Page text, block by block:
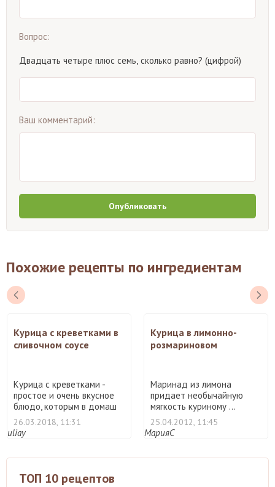
Вопрос:
Двадцать четыре плюс семь, сколько равно? (цифрой)
Ваш комментарий:
Опубликовать
Похожие рецепты по ингредиентам
Курица с креветками в
сливочном соусе
Курица с креветками -
простое и очень вкусное
блюдо, которым в домаш
...
26.03.2018, 11:31
uliay
Курица в лимонно-
розмариновом
Маринад из лимона
придает необычайную
мягкость куриному ...
25.04.2012, 11:45
МарияС
ТОП 10 рецептов